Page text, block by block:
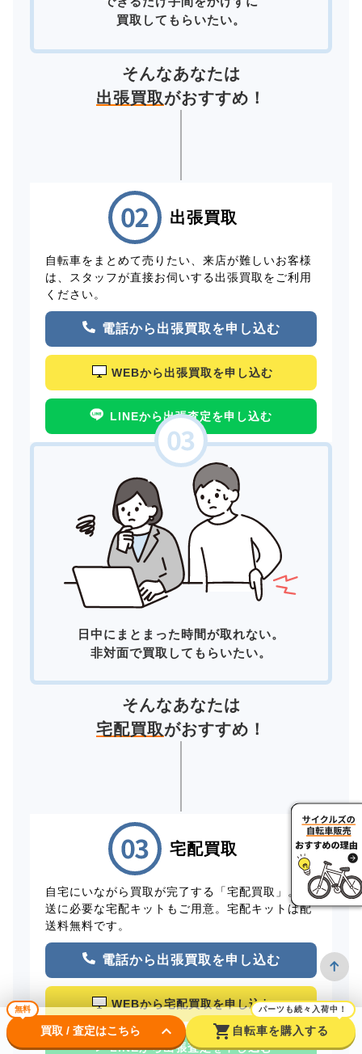
買取してもらいたい。
そんなあなたは
出張買取がおすすめ！
出張買取
自転車をまとめて売りたい、来店が難しいお客様
は、スタッフが直接お伺いする出張買取をご利用
ください。
電話から出張買取を申し込む
WEBから出張買取を申し込む
LINEから出張査定を申し込む
日中にまとまった時間が取れない。
非対面で買取してもらいたい。
そんなあなたは
宅配買取がおすすめ！
宅配買取
自宅にいながら買取が完了する「宅配買取」。配
送に必要な宅配キットもご用意。宅配キットは配
送料無料です。
電話から出張買取を申し込む
WEBから宅配買取を申し込む
LINEから出張査定を申し込む
無料
買取 / 査定はこちら keyboard_arrow_down shopping_cart
パーツも続々入荷中！
自転車を購入する